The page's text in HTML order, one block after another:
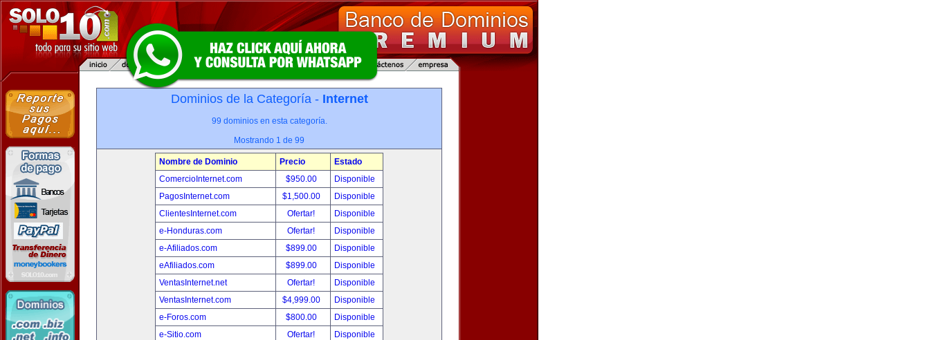
Dominios de la Categoría - Internet
99 dominios en esta categoría.
Mostrando 1 de 99
Nombre de Dominio Precio
Estado
ComercioInternet.com
$950.00
Disponible
PagosInternet.com
$1,500.00
Disponible
ClientesInternet.com
Ofertar!
Disponible
e-Honduras.com
Ofertar!
Disponible
e-Afiliados.com
$899.00
Disponible
eAfiliados.com
$899.00
Disponible
VentasInternet.net
Ofertar!
Disponible
VentasInternet.com
$4,999.00
Disponible
e-Foros.com
$800.00
Disponible
e-Sitio.com
Ofertar!
Disponible